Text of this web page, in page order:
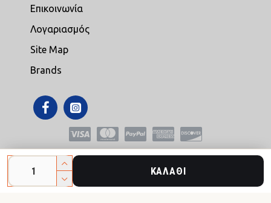
ΚΑΛΆΘΙ
Επικοινωνία
Λογαριασμός
Site Map
Brands
Copyright © 2021,mikroepipla.gr , All Rights Reserved